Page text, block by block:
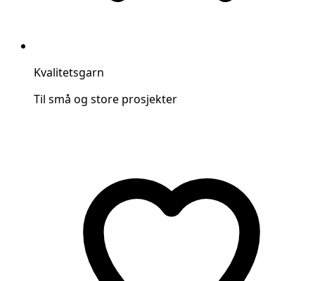
Kvalitetsgarn
Til små og store prosjekter